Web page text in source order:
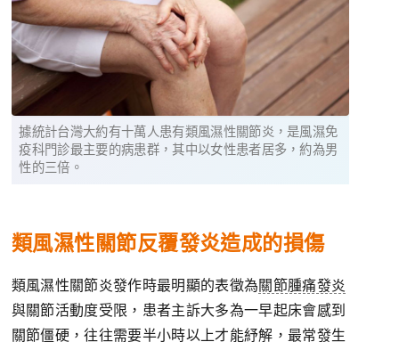
據統計台灣大約有十萬人患有類風濕性關節炎，是風濕免
疫科門診最主要的病患群，其中以女性患者居多，約為男
性的三倍。
類風濕性關節反覆發炎造成的損傷
類風濕性關節炎發作時最明顯的表徵為關節腫痛發炎
與關節活動度受限，患者主訴大多為一早起床會感到
關節僵硬，往往需要半小時以上才能紓解，最常發生